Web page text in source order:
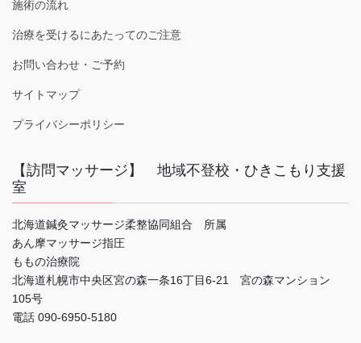
施術の流れ
治療を受けるにあたってのご注意
お問い合わせ・ご予約
サイトマップ
プライバシーポリシー
【訪問マッサージ】 地域不登校・ひきこもり支援
室
北海道鍼灸マッサージ柔整協同組合 所属
あん摩マッサージ指圧
ももの治療院
北海道札幌市中央区宮の森一条16丁目6-21 宮の森マンション
105号
電話 090-6950-5180